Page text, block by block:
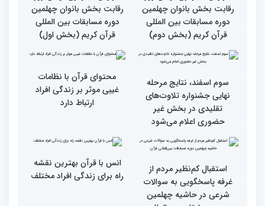
گزارش تصویری اولین روز
رقابت بخش بانوان چهلمین
دوره مسابقات بین المللی
قرآن کریم (بخش دوم)
گزارش تصویری اولین روز
رقابت بخش بانوان چهلمین
قرآن کریم (بخش اول)
سوم اسفند، نتایج مرحله
نهایی جشنواره تلاوت‌های
تقلیدی در بخش غیر
حضوری اعلام می‌شود
غیبی موثر بر زندگی افراد
ارتباط دارد